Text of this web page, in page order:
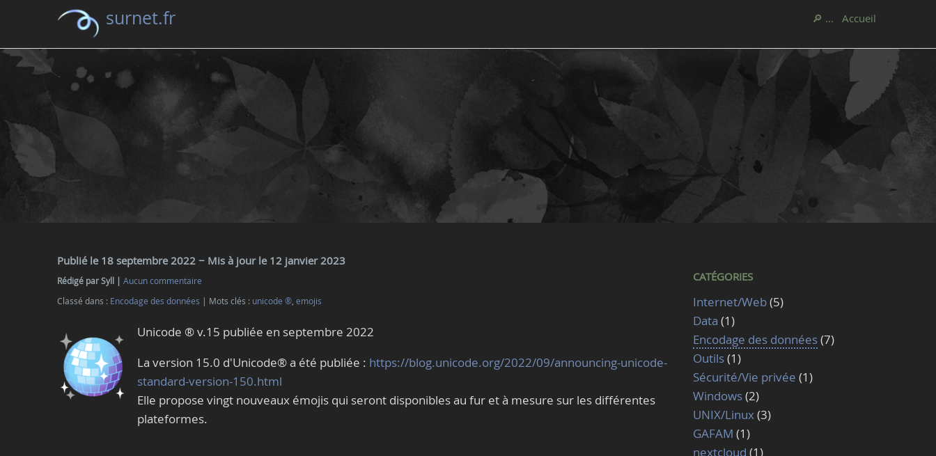
surnet.fr 🔎 ... Accueil
Publié le 18 septembre 2022 − Mis à jour le 12 janvier 2023
Rédigé par Syll
Aucun commentaire
Classé dans : Encodage des données Mots clés : unicode ®, emojis
Unicode ® v.15 publiée en septembre 2022
La version 15.0 d'Unicode® a été publiée : https://blog.unicode.org/2022/09/announcing-unicode-
standard-version-150.html
Elle propose vingt nouveaux émojis qui seront disponibles au fur et à mesure sur les différentes
plateformes.
CATÉGORIES
Internet/Web(5)
Data (1)
Encodage des données(7)
Outils(1)
Sécurité/Vie privée (1)
Windows(2)
UNIX/Linux(3)
GAFAM (1)
nextcloud (1)